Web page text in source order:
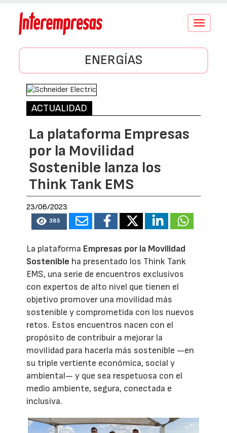
Conmutar
ENERGÍAS
ACTUALIDAD
La plataforma Empresas
por la Movilidad
Sostenible lanza los
Think Tank EMS
23/06/2023
385
La plataforma Empresas por la Movilidad
Sostenible ha presentado los Think Tank
EMS, una serie de encuentros exclusivos
con expertos de alto nivel que tienen el
objetivo promover una movilidad más
sostenible y comprometida con los nuevos
retos. Estos encuentros nacen con el
propósito de contribuir a mejorar la
movilidad para hacerla más sostenible —en
su triple vertiente económica, social y
ambiental— y que sea respetuosa con el
medio ambiente, segura, conectada e
inclusiva.